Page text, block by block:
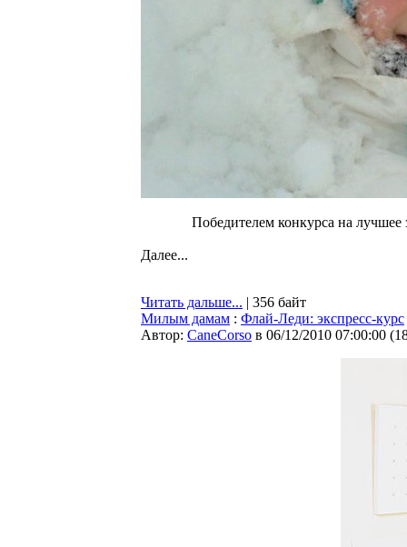
Победителем конкурса на лучшее
Далее...
Читать дальше... | 356 байт
Милым дамам : Флай-Леди: экспресс-курс
Автор: CaneCorso в 06/12/2010 07:00:00 (